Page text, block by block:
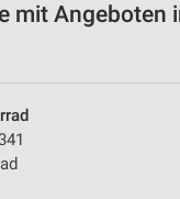
mit Angeboten